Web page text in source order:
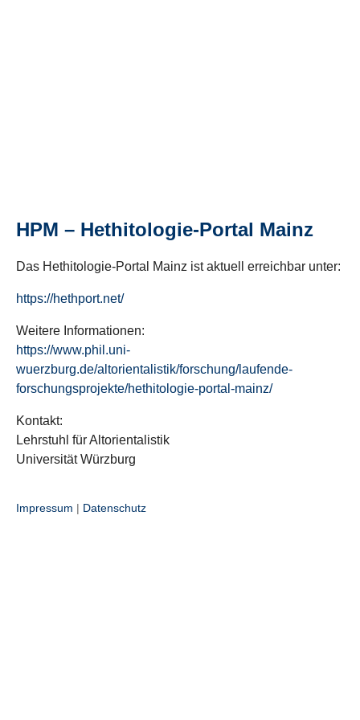
HPM – Hethitologie-Portal Mainz
Das Hethitologie-Portal Mainz ist aktuell erreichbar unter:
https://hethport.net/
Weitere Informationen:
https://www.phil.uni-
wuerzburg.de/altorientalistik/forschung/laufende-
forschungsprojekte/hethitologie-portal-mainz/
Kontakt:
Lehrstuhl für Altorientalistik
Universität Würzburg
Impressum | Datenschutz